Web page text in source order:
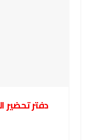
دفتر تحضير